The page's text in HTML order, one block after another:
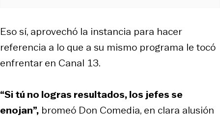
Eso sí, aprovechó la instancia para hacer
referencia a lo que a su mismo programa le tocó
enfrentar en Canal 13.
“Si tú no logras resultados, los jefes se
enojan”, bromeó Don Comedia, en clara alusión